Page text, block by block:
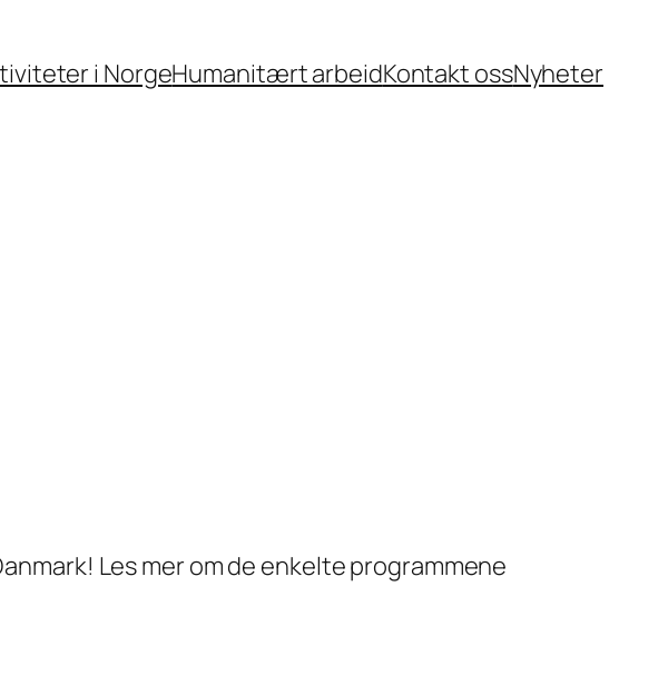
i NorgeHumanitært arbeidKontakt ossNyheter
Les mer om de enkelte programmene